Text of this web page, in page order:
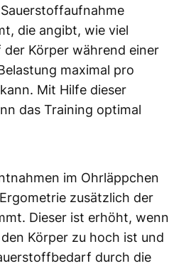
die angibt, wie viel
Körper während einer
maximal pro
Mit Hilfe dieser
das Training optimal
im Ohrläppchen
zusätzlich der
Dieser ist erhöht, wenn
Körper zu hoch ist und
durch die